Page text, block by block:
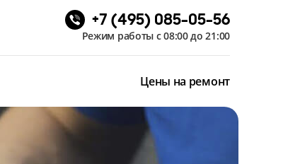
+7 (495) 085-05-56
Режим работы с 08:00 до 21:00
Цены на ремонт